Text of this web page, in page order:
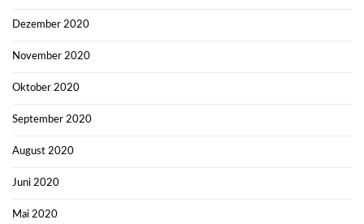
Dezember 2020
November 2020
Oktober 2020
September 2020
August 2020
Juni 2020
Mai 2020